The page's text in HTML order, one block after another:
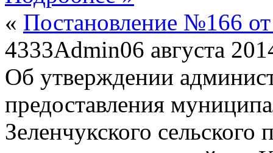
« Постановление №166
4333Admin06 августа
Об утверждении
предоставления
Зеленчукского сельского